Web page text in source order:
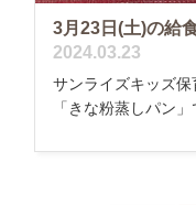
3月23日(土)の給
2024.03.23
サンライズキッズ
「きな粉蒸しパン